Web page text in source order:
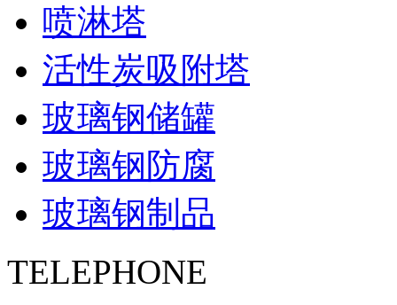
喷淋塔
活性炭吸附塔
玻璃钢储罐
玻璃钢防腐
玻璃钢制品
TELEPHONE